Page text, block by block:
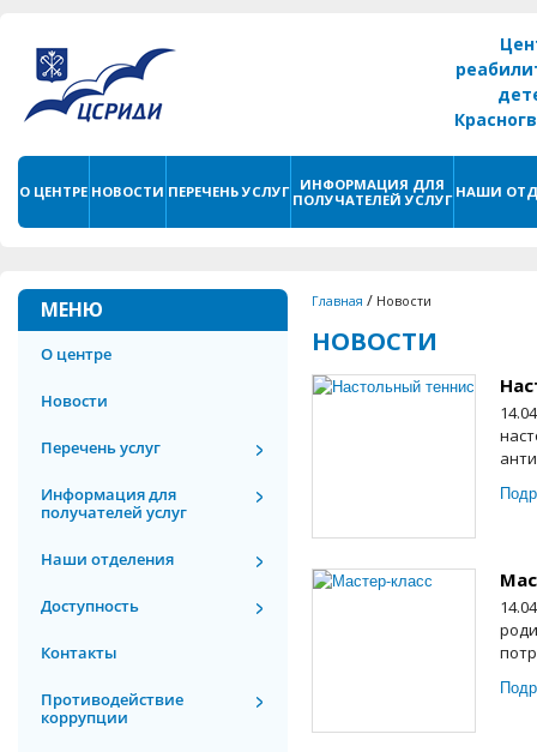
О ЦЕНТРЕ НОВОСТИ ПЕРЕЧЕНЬ УСЛУГ
ИНФОРМАЦИЯ ДЛЯ
ПОЛУЧАТЕЛЕЙ УСЛУГ НАШИ
МЕНЮ
О центре
Новости
Перечень услуг
Информация для
получателей услуг
Наши отделения
Доступность
Контакты
Противодействие
коррупции
Главная / Новости
НОВОСТИ